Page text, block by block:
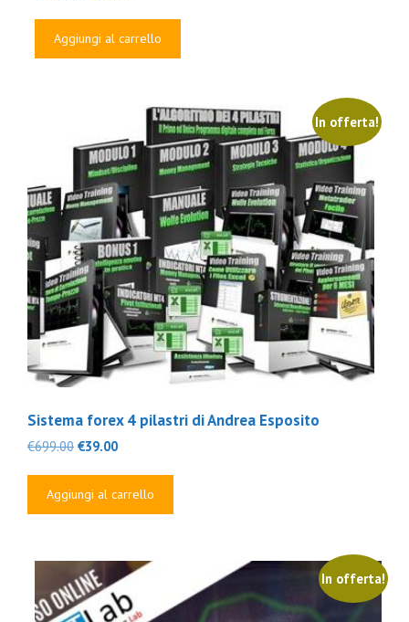
era:
è:
Aggiungi al carrello
In offerta!
Sistema forex 4 pilastri di Andrea Esposito
€699.00 Il
era:
€39.00Il
è:
Aggiungi al carrello
In offerta!